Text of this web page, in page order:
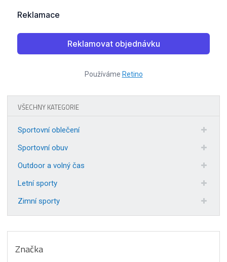
Používáme Retino
VŠECHNY KATEGORIE
Sportovní oblečení
Sportovní obuv
Outdoor a volný čas
Letní sporty
Zimní sporty
Značka